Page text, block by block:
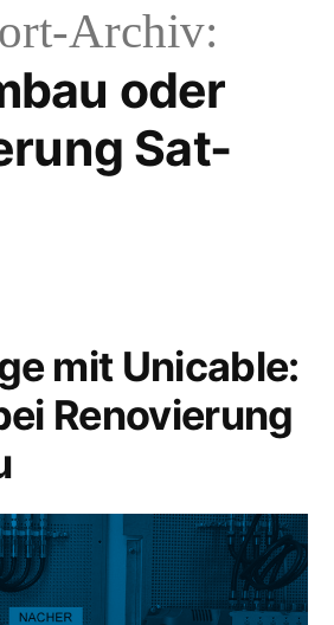
Archiv:
oder
Sat-
mit Unicable:
Renovierung